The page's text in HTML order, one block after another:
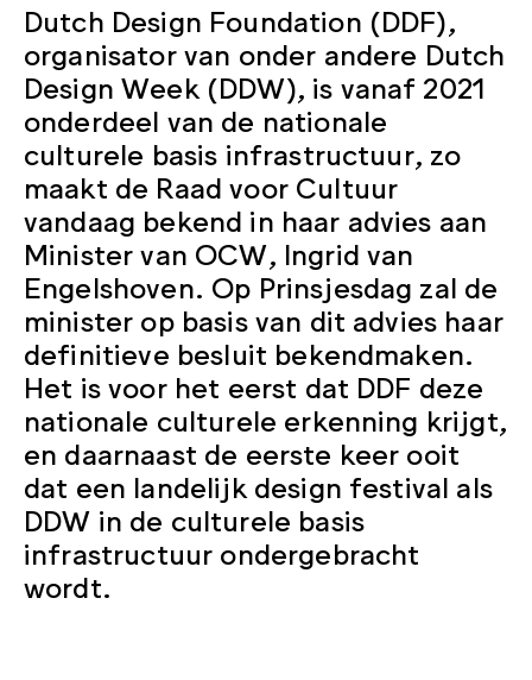
Dutch Design Foundation (DDF),
organisator van onder andere Dutch
Design Week (DDW), is vanaf 2021
onderdeel van de nationale
culturele basis infrastructuur, zo
maakt de Raad voor Cultuur
vandaag bekend in haar advies aan
Minister van OCW, Ingrid van
Engelshoven. Op Prinsjesdag zal de
minister op basis van dit advies haar
definitieve besluit bekendmaken.
Het is voor het eerst dat DDF deze
nationale culturele erkenning krijgt,
en daarnaast de eerste keer ooit
dat een landelijk design festival als
DDW in de culturele basis
infrastructuur ondergebracht
wordt.